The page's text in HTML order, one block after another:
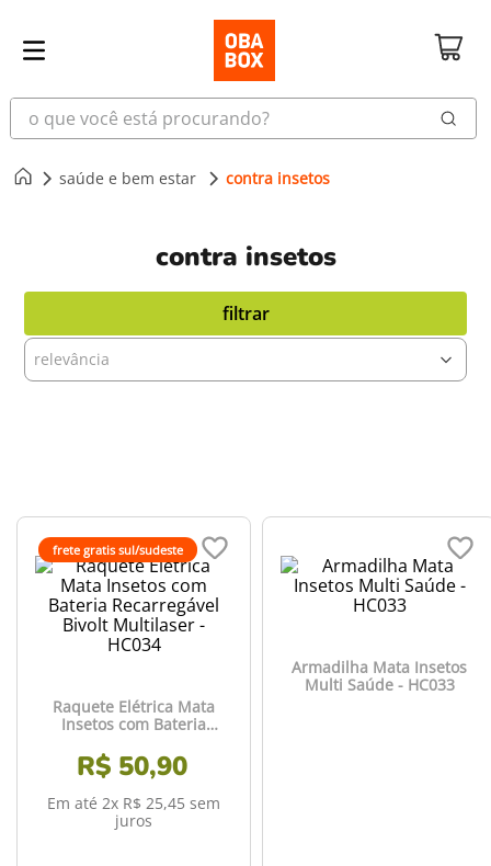
o que você está procurando?
saúde e bem estar contra insetos
contra insetos
relevância
filtrar
frete gratis sul/sudeste
Raquete Elétrica Mata
Insetos com Bateria
Multilaser - HC034
R$ 50,90
Em até 2x R$ 25,45 sem
juros
Armadilha Mata Insetos
Multi Saúde - HC033